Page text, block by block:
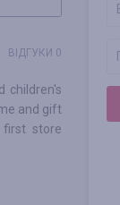
ВІДГУКИ 0
children's
and gift
first store